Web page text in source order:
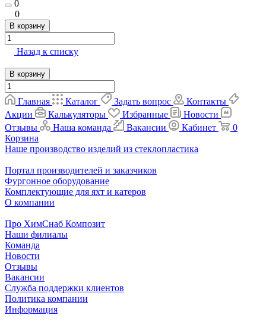
0
0
В корзину
Назад к списку
В корзину
Главная Каталог Задать вопрос
Контакты
Акции
Калькуляторы Избранные
Новости
Отзывы
Наша команда Вакансии Кабинет
0
Корзина
Наше производство изделий из стеклопластика
Портал производителей и заказчиков
Фургонное оборудование
Комплектующие для яхт и катеров
О компании
Про ХимСнаб Композит
Наши филиалы
Команда
Новости
Отзывы
Вакансии
Служба поддержки клиентов
Политика компании
Информация